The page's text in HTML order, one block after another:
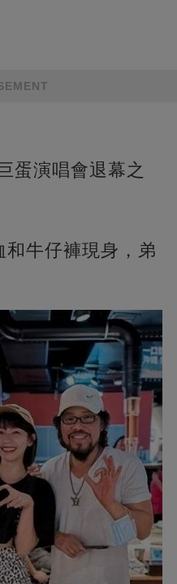
蛋演唱會退幕之
牛仔褲現身，弟